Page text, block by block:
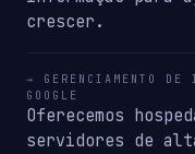
crescer.
→ GERENCIAMENTO DE
GOOGLE
Oferecemos
servidores de